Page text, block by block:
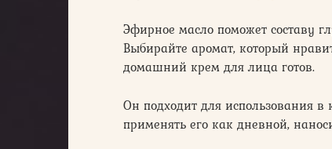
Эфирное масло поможет составу
Выбирайте аромат, который
домашний крем для лица готов.
Он подходит для использования в
применять его как дневной,